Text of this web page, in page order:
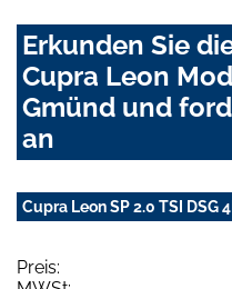
Erkunden Sie
Cupra Leon
Gmünd und
an
Cupra Leon SP 2.0 TSI DSG
Preis: